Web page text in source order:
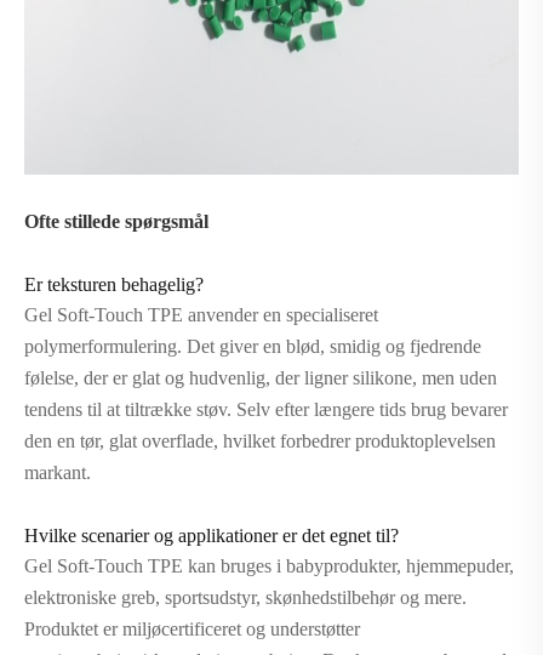
Ofte stillede spørgsmål
Er teksturen behagelig?
Gel Soft-Touch TPE anvender en specialiseret
polymerformulering. Det giver en blød, smidig og fjedrende
følelse, der er glat og hudvenlig, der ligner silikone, men uden
tendens til at tiltrække støv. Selv efter længere tids brug bevarer
den en tør, glat overflade, hvilket forbedrer produktoplevelsen
markant.
Hvilke scenarier og applikationer er det egnet til?
Gel Soft-Touch TPE kan bruges i babyprodukter, hjemmepuder,
elektroniske greb, sportsudstyr, skønhedstilbehør og mere.
Produktet er miljøcertificeret og understøtter